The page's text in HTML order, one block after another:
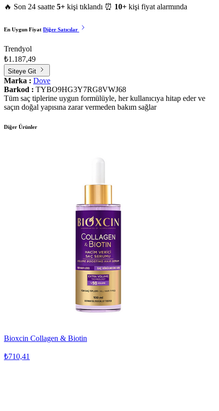
🔥 Son 24 saatte 5+ kişi tıklandı ⏰ 10+ kişi fiyat alarmında
En Uygun Fiyat Diğer Satıcılar
Trendyol
₺1.187,49
Siteye Git
Marka : Dove
Barkod : TYBO9HG3Y7RG8VWJ68
Tüm saç tiplerine uygun formülüyle, her kullanıcıya hitap eder ve
saçın doğal yapısına zarar vermeden bakım sağlar
Diğer Ürünler
Bioxcin Collagen & Biotin
₺710,41